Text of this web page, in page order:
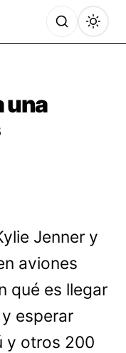
una
Jenner y
aviones
qué es llegar
esperar
y otros 200